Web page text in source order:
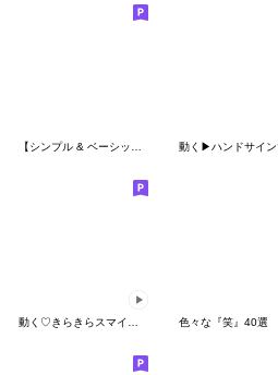
動く♡きらきらスマイル絵文字 色々な『笑』40選